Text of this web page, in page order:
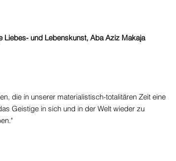
Liebes- und Lebenskunst, Aba Aziz Makaja
die in unserer materialistisch-totalitären Zeit eine
Geistige in sich und in der Welt wieder zu